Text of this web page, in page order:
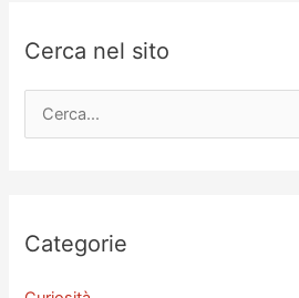
Cerca nel sito
e
a
Categorie